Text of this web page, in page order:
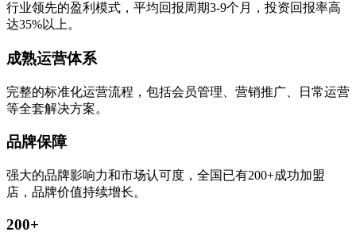
行业领先的盈利模式，平均回报周期3-9个月，投资回报率高
达35%以上。
成熟运营体系
完整的标准化运营流程，包括会员管理、营销推广、日常运营
等全套解决方案。
品牌保障
强大的品牌影响力和市场认可度，全国已有200+成功加盟
店，品牌价值持续增长。
200+